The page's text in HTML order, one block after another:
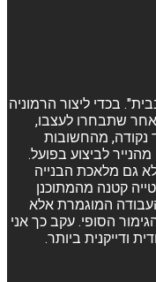
בכדי ליצור הרמוניה
אחר שתבחרו לעצבו,
נקודה, מהחשובות
לביצוע בפועל.
גם מלאכת הבנייה
קטנה מהמתוכנן
העבודה המוגמרת אלא
הסופי. עקב כך אני
ודייקנית ביותר.